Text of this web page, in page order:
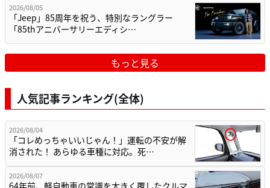
2026/08/05
「Jeep」85周年を祝う、特別なラングラー
「85thアニバーサリーエディシ…
もっと見る
人気記事ランキング(全体)
2026/08/04
「コレめっちゃいいじゃん！」運転の不安が解
消された！ あらゆる車種に対応。死…
2026/08/07
64年前、軽自動車の常識を大きく覆したクルマ